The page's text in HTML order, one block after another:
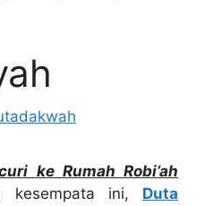
ke Rumah Robi’ah
kesempata ini, Duta